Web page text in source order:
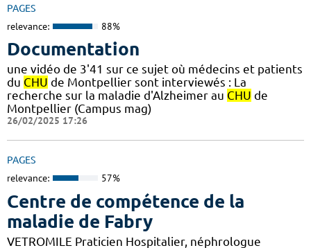
PAGES
relevance: 88%
Documentation
une vidéo de 3'41 sur ce sujet où médecins et patients
du CHU de Montpellier sont interviewés : La
recherche sur la maladie d'Alzheimer au CHU de
Montpellier (Campus mag)
26/02/2025 17:26
PAGES
relevance: 57%
Centre de compétence de la
maladie de Fabry
VETROMILE Praticien Hospitalier, néphrologue